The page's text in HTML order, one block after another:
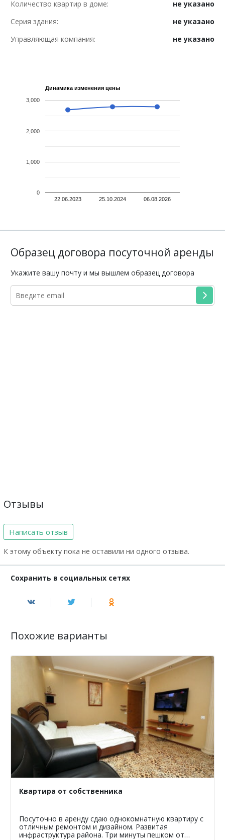
Количество квартир в доме:
не указано
Серия здания:
не указано
Управляющая компания:
не указано
Динамика изменения цены
22.06.2023 25.10.2024 06.08.2026
0
1,000
2,000
3,000
Образец договора посуточной аренды
Укажите вашу почту и мы вышлем образец договора
Отзывы
Написать отзыв
К этому объекту пока не оставили ни одного отзыва.
Сохранить в социальных сетях
Похожие варианты
Квартира от собственника
Посуточно в аренду сдаю однокомнатную квартиру с
отличным ремонтом и дизайном. Развитая
инфраструктура района. Три минуты пешком от